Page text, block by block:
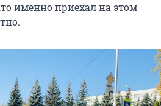
именно приехал на этом